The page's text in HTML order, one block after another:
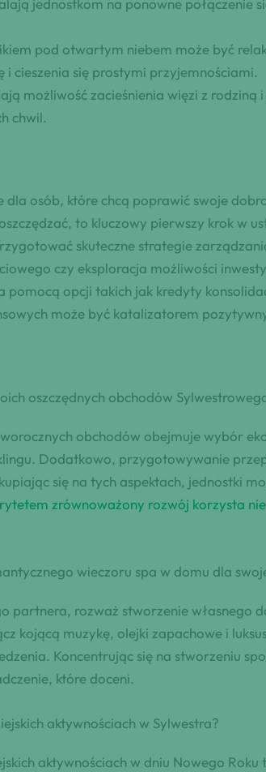
jednostkom na ponowne połączenie
pod otwartym niebem może być
cieszenia się prostymi przyjemnościami.
możliwość zacieśnienia więzi z
chwil.
osób, które chcą poprawić swoje
to kluczowy pierwszy krok w
skuteczne strategie
czy eksploracja możliwości
pomocą opcji takich jak kredyty
może być katalizatorem
oszczędnych obchodów
obchodów obejmuje wybór
Dodatkowo, przygotowywanie
się na tych aspektach, jednostki
zrównoważony rozwój korzysta
wieczoru spa w domu dla
partnera, rozważ stworzenie własnego
kojącą muzykę, olejki zapachowe i
Koncentrując się na stworzeniu
które doceni.
aktywnościach w Sylwestra?
aktywnościach w dniu Nowego